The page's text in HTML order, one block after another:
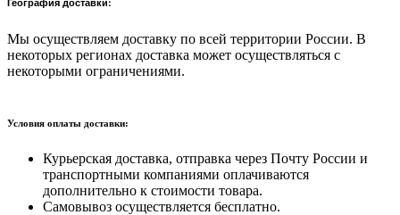
Мы осуществляем доставку по всей территории России. В
некоторых регионах доставка может осуществляться с
некоторыми ограничениями.
Условия оплаты доставки:
Курьерская доставка, отправка через Почту России и
транспортными компаниями оплачиваются
дополнительно к стоимости товара.
Самовывоз осуществляется бесплатно.